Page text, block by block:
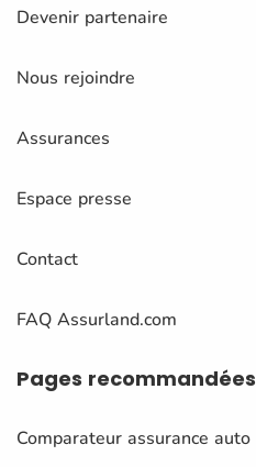
Devenir partenaire
Nous rejoindre
Assurances
Espace presse
Contact
FAQ Assurland.com
Pages recommandées
Comparateur assurance auto